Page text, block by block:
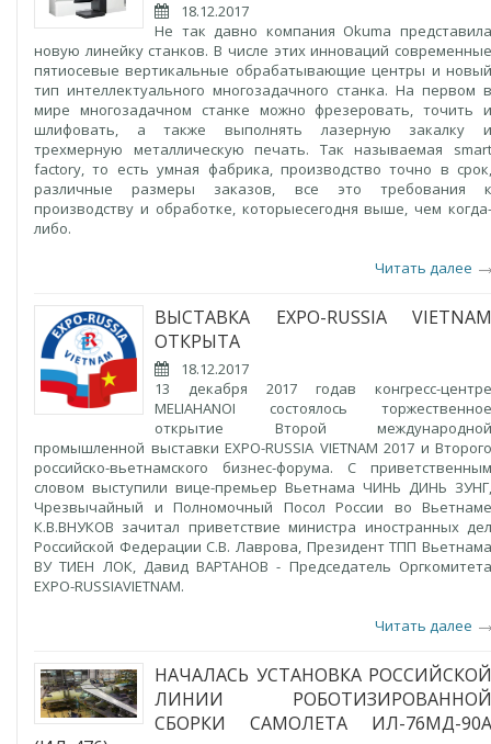
18.12.2017
Не так давно компания Okuma представила
новую линейку станков. В числе этих инноваций современные
пятиосевые вертикальные обрабатывающие центры и новый
тип интеллектуального многозадачного станка. На первом в
мире многозадачном станке можно фрезеровать, точить и
шлифовать, а также выполнять лазерную закалку и
трехмерную металлическую печать. Так называемая smart
factory, то есть умная фабрика, производство точно в срок,
различные размеры заказов, все это требования к
производству и обработке, которыесегодня выше, чем когда-
либо.
Читать далее
ВЫСТАВКА EXPO-RUSSIA VIETNAM
ОТКРЫТА
18.12.2017
13 декабря 2017 годав конгресс-центре
MELIAHANOI состоялось торжественное
открытие Второй международной
промышленной выставки EXPO-RUSSIA VIETNAM 2017 и Второго
российско-вьетнамского бизнес-форума. С приветственным
словом выступили вице-премьер Вьетнама ЧИНЬ ДИНЬ ЗУНГ,
Чрезвычайный и Полномочный Посол России во Вьетнаме
К.В.ВНУКОВ зачитал приветствие министра иностранных дел
Российской Федерации С.В. Лаврова, Президент ТПП Вьетнама
ВУ ТИЕН ЛОК, Давид ВАРТАНОВ - Председатель Оргкомитета
EXPO-RUSSIAVIETNAM.
Читать далее
НАЧАЛАСЬ УСТАНОВКА РОССИЙСКОЙ
ЛИНИИ РОБОТИЗИРОВАННОЙ
СБОРКИ САМОЛЕТА ИЛ-76МД-90А